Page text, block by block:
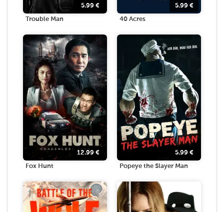
5.99 €
Trouble Man
5.99 €
40 Acres
12.99 €
Fox Hunt
5.99 €
Popeye the Slayer Man